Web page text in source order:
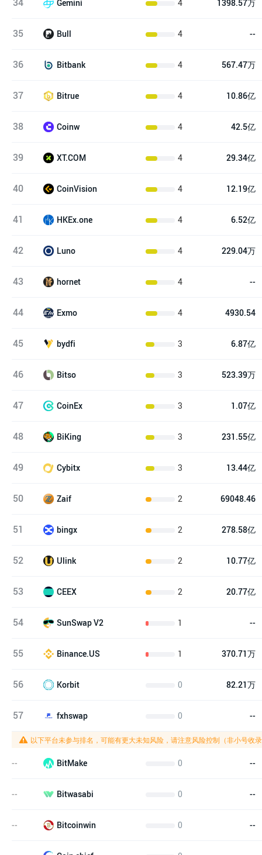
Gemini 4 1398.57万
35 Bull 4 --
36 Bitbank 4 567.47万
37 Bitrue 4 10.86亿
38 Coinw 4 42.5亿
39 XT.COM 4 29.34亿
40 CoinVision 4 12.19亿
41 HKEx.one 4 6.52亿
42 Luno 4 229.04万
43 hornet 4 --
44 Exmo 4 4930.54
45 bydfi 3 6.87亿
46 Bitso 3 523.39万
47 CoinEx 3 1.07亿
48 BiKing 3 231.55亿
49 Cybitx 3 13.44亿
50 Zaif 2 69048.46
51 bingx 2 278.58亿
52 Ulink 2 10.77亿
53 CEEX 2 20.77亿
54 SunSwap V2 1 --
55 Binance.US 1 370.71万
56 Korbit 0 82.21万
57 fxhswap 0 --
以下平台未参与排名，可能有更大未知风险，请注意风险控制（非小号收
-- BitMake 0 --
-- Bitwasabi 0 --
-- Bitcoinwin 0 --